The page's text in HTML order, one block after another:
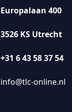
Europalaan 400
3526 KS Utrecht
+31 6 43 58 37 54
info@tlc-online.nl